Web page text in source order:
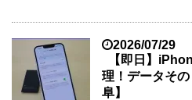
2026/07/29
【即日】
理！データそ
阜】